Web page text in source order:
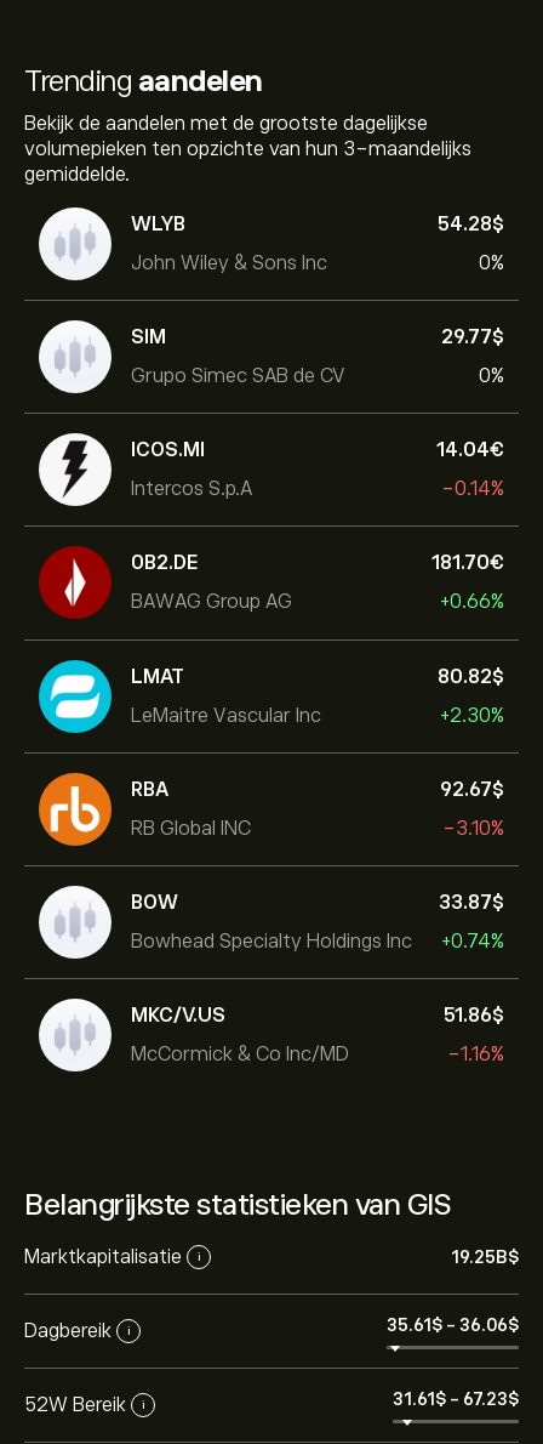
Trending aandelen
Bekijk de aandelen met de grootste dagelijkse
volumepieken ten opzichte van hun 3-maandelijks
gemiddelde.
WLYB
John Wiley & Sons Inc
54.28‎$‎
0%
SIM
Grupo Simec SAB de CV
29.77‎$‎
0%
ICOS.MI
Intercos S.p.A
14.04‎€‎
-0.14%
0B2.DE
BAWAG Group AG
181.70‎€‎
+0.66%
LMAT
LeMaitre Vascular Inc
80.82‎$‎
+2.30%
RBA
RB Global INC
92.67‎$‎
-3.10%
BOW
Bowhead Specialty Holdings Inc
33.87‎$‎
+0.74%
MKC/V.US
McCormick & Co Inc/MD
51.86‎$‎
-1.16%
Belangrijkste statistieken van GIS
Marktkapitalisatie i 19.25B‎$‎
Dagbereik i 35.61‎$‎ - 36.06‎$‎
52W Bereik i 31.61‎$‎ - 67.23‎$‎